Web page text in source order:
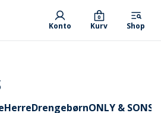
Konto Kurv
0
Shop
HerreDrengebørnONLY & SONS